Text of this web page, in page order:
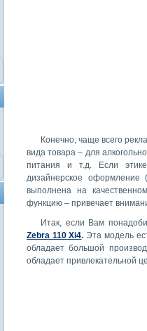
Конечно, чаще всего
вида товара – для
питания и т.д. Если
дизайнерское
выполнена на
функцию – привечает
Итак, если Вам
Zebra 110 Xi4. Эта модель
обладает большой
обладает привлекательной